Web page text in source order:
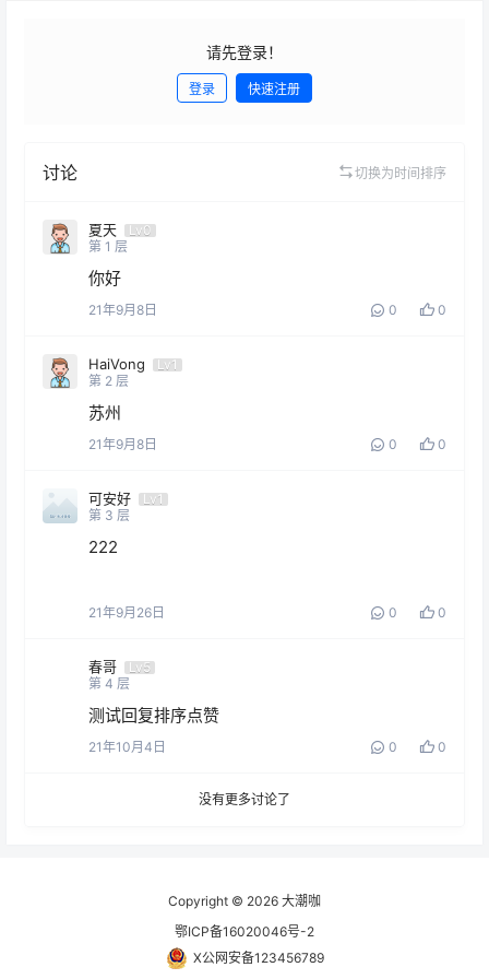
请先登录！
登录 快速注册
讨论 切换为时间排序
夏天
Lv0
第 1 层
你好
21年9月8日 0 0
HaiVong
Lv1
第 2 层
苏州
21年9月8日 0 0
可安好
Lv1
第 3 层
222
21年9月26日 0 0
春哥
Lv5
第 4 层
测试回复排序点赞
21年10月4日 0 0
没有更多讨论了
Copyright © 2026 大潮咖
鄂ICP备16020046号-2
X公网安备123456789